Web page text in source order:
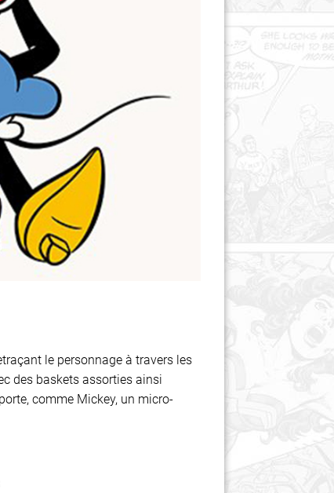
le personnage à travers les
des baskets assorties ainsi
comme Mickey, un micro-